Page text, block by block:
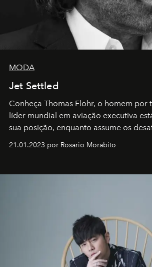
MODA
Jet Settled
Conheça Thomas Flohr, o homem por
líder mundial em aviação executiva
sua posição, enquanto assume os
21.01.2023 por Rosario Morabito